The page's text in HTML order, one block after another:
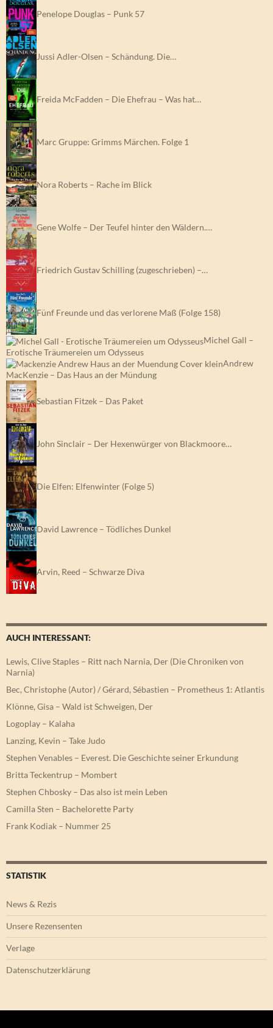
Penelope Douglas – Punk 57
Jussi Adler-Olsen – Schändung. Die…
Freida McFadden – Die Ehefrau – Was hat…
Marc Gruppe: Grimms Märchen. Folge 1
Nora Roberts – Rache im Blick
Gene Wolfe – Der Teufel hinter den Wäldern.…
Friedrich Gustav Schilling (zugeschrieben) –…
Fünf Freunde und das verlorene Maß (Folge 158)
Michel Gall –
Erotische Träumereien um Odysseus
Andrew
MacKenzie – Das Haus an der Mündung
Sebastian Fitzek – Das Paket
John Sinclair – Der Hexenwürger von Blackmoore…
Die Elfen: Elfenwinter (Folge 5)
David Lawrence – Tödliches Dunkel
Arvin, Reed – Schwarze Diva
AUCH INTERESSANT:
Lewis, Clive Staples – Ritt nach Narnia, Der (Die Chroniken von
Narnia)
Bec, Christophe (Autor) / Gérard, Sébastien – Prometheus 1: Atlantis
Klönne, Gisa – Wald ist Schweigen, Der
Logoplay – Kalaha
Lanzing, Kevin – Take Judo
Stephen Venables – Everest. Die Geschichte seiner Erkundung
Britta Teckentrup – Mombert
Stephen Chbosky – Das also ist mein Leben
Camilla Sten – Bachelorette Party
Frank Kodiak – Nummer 25
STATISTIK
News & Rezis
Unsere Rezensenten
Verlage
Datenschutzerklärung